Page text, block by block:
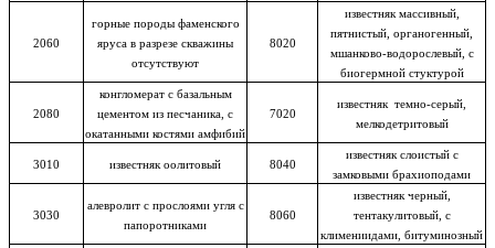
2060
горные породы фаменского
яруса в разрезе скважины
отсутствуют
8020
известняк массивный,
пятнистый, органогенный,
мшанково-водорослевый, с
биогермной стуктурой
2080
конгломерат с базальным
цементом из песчаника, с
окатанными костями амфибий
7020
известняк темно-серый,
мелкодетритовый
3010 известняк оолитовый 8040
известняк слоистый с
замковыми брахиоподами
3030
алевролит с прослоями угля с
папоротниками
8060
известняк черный,
тентакулитовый, с
климениидами, битуминозный